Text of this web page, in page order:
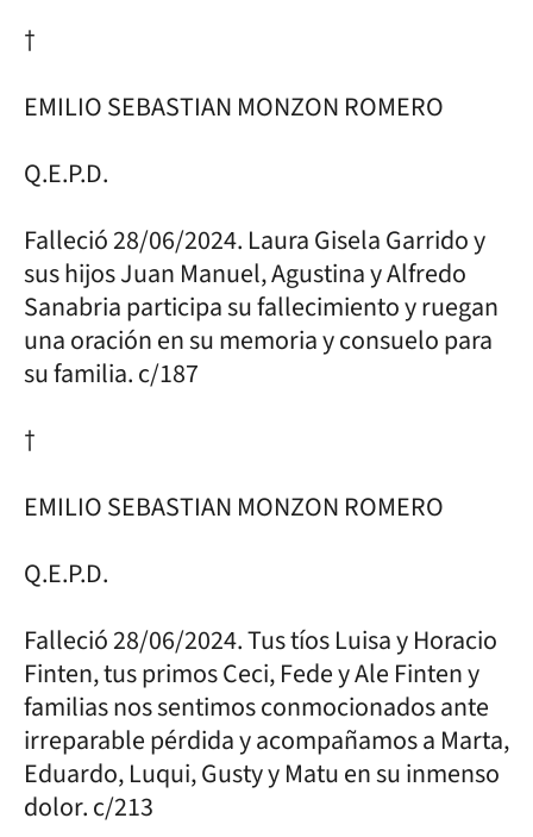
†
EMILIO SEBASTIAN MONZON ROMERO
Q.E.P.D.
Falleció 28/06/2024. Laura Gisela Garrido y
sus hijos Juan Manuel, Agustina y Alfredo
Sanabria participa su fallecimiento y ruegan
una oración en su memoria y consuelo para
su familia. c/187
†
EMILIO SEBASTIAN MONZON ROMERO
Q.E.P.D.
Falleció 28/06/2024. Tus tíos Luisa y Horacio
Finten, tus primos Ceci, Fede y Ale Finten y
familias nos sentimos conmocionados ante
irreparable pérdida y acompañamos a Marta,
Eduardo, Luqui, Gusty y Matu en su inmenso
dolor. c/213